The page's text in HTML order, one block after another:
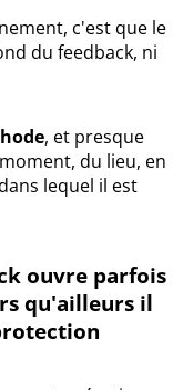
c'est que le
du feedback, ni
, et presque
du lieu, en
lequel il est
ouvre parfois
qu'ailleurs il